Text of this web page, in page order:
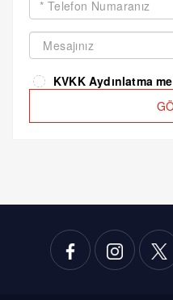
KVKK Aydınlatma